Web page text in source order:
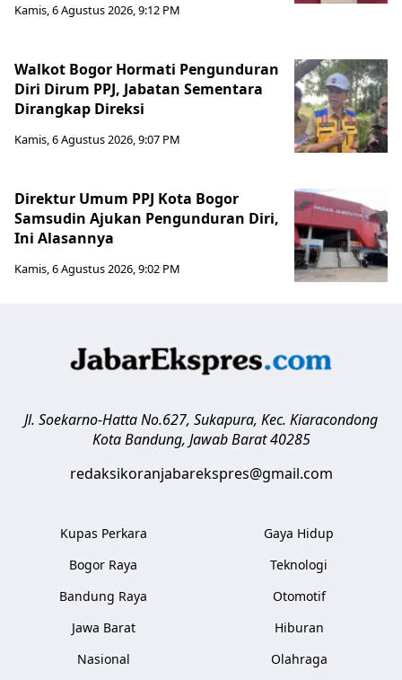
Kamis, 6 Agustus 2026, 9:12 PM
Walkot Bogor Hormati Pengunduran
Diri Dirum PPJ, Jabatan Sementara
Dirangkap Direksi
Kamis, 6 Agustus 2026, 9:07 PM
Direktur Umum PPJ Kota Bogor
Samsudin Ajukan Pengunduran Diri,
Ini Alasannya
Kamis, 6 Agustus 2026, 9:02 PM
Jl. Soekarno-Hatta No.627, Sukapura, Kec. Kiaracondong
Kota Bandung, Jawab Barat 40285
redaksikoranjabarekspres@gmail.com
Kupas Perkara
Bogor Raya
Bandung Raya
Jawa Barat
Nasional
Gaya Hidup
Teknologi
Otomotif
Hiburan
Olahraga